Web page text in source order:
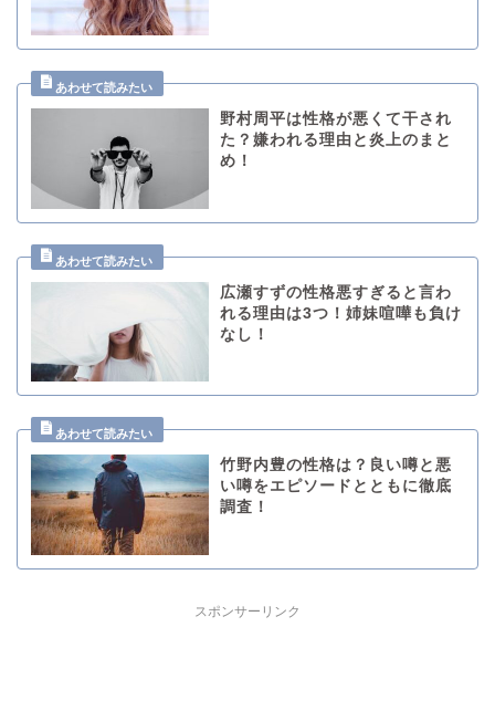
野村周平は性格が悪くて干され
た？嫌われる理由と炎上のまと
め！
広瀬すずの性格悪すぎると言わ
れる理由は3つ！姉妹喧嘩も負け
なし！
竹野内豊の性格は？良い噂と悪
い噂をエピソードとともに徹底
調査！
スポンサーリンク